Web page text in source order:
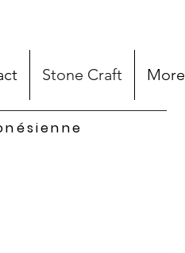
Stone Craft More